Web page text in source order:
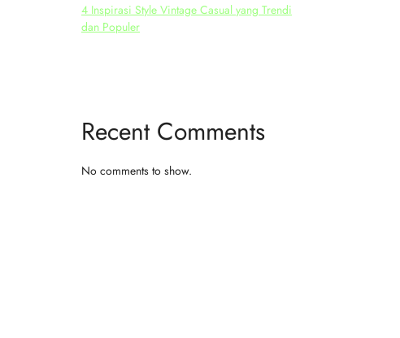
4 Inspirasi Style Vintage Casual yang Trendi
dan Populer
Recent Comments
No comments to show.